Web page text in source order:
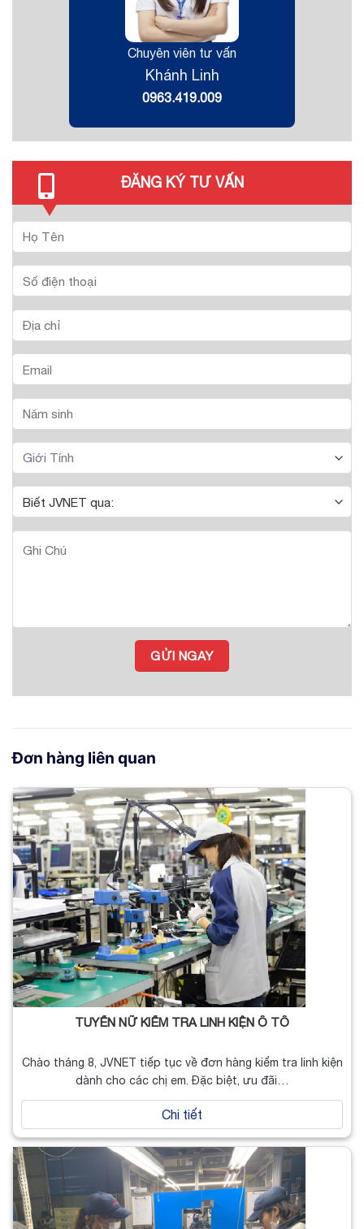
Chuyên viên tư vấn
Khánh Linh
0963.419.009
ĐĂNG KÝ TƯ VẤN
Đơn hàng liên quan
TUYỂN NỮ KIỂM TRA LINH KIỆN Ô TÔ
Chào tháng 8, JVNET tiếp tục về đơn hàng kiểm tra linh kiện
dành cho các chị em. Đặc biệt, ưu đãi…
Chi tiết